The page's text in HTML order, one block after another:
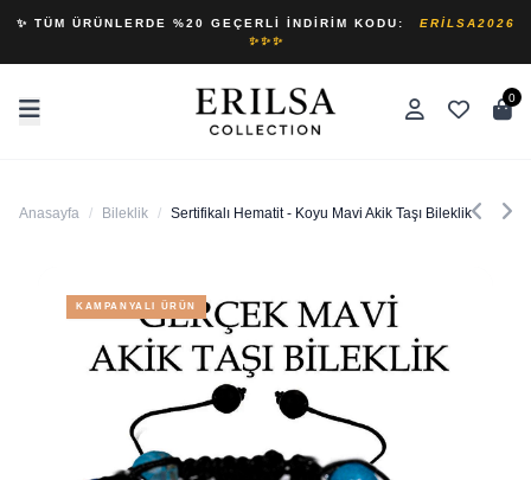
✨ TÜM ÜRÜNLERDE %20 GEÇERLI İNDIRIM KODU:
ERILSA2026
✨✨✨
0
Anasayfa / Bileklik / Sertifikalı Hematit - Koyu Mavi Akik Taşı Bileklik -
KAMPANYALI ÜRÜN